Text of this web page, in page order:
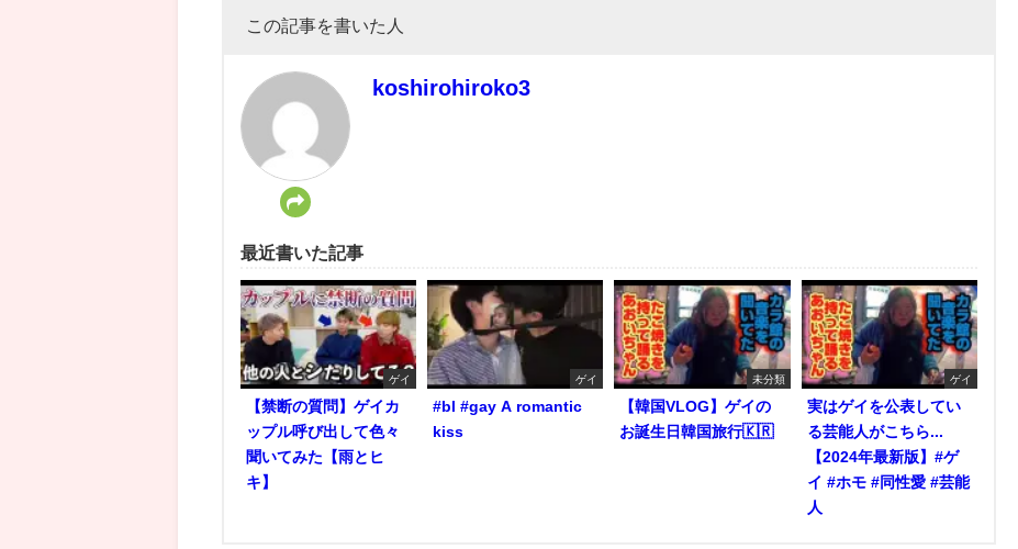
この記事を書いた人
koshirohiroko3
最近書いた記事
ゲイ
【禁断の質問】ゲイカ
ップル呼び出して色々
聞いてみた【雨とヒ
キ】
ゲイ
#bl #gay A romantic
kiss
未分類
【韓国VLOG】ゲイの
お誕生日韓国旅行🇰🇷
ゲイ
実はゲイを公表してい
る芸能人がこちら...
【2024年最新版】#ゲ
イ #ホモ #同性愛 #芸能
人